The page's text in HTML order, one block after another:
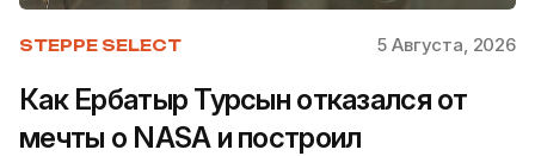
STEPPE SELECT 5 Августа, 2026
Как Ербатыр Турсын отказался от
мечты о NASA и построил